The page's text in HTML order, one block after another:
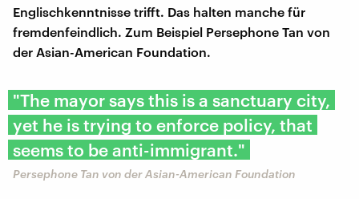
Englischkenntnisse trifft. Das halten manche für
fremdenfeindlich. Zum Beispiel Persephone Tan von
der Asian-American Foundation.
"The mayor says this is a sanctuary city,
yet he is trying to enforce policy, that
seems to be anti-immigrant."
Persephone Tan von der Asian-American Foundation